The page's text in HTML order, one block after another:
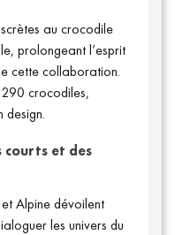
au crocodile
prolongeant l’esprit
cette collaboration.
crocodiles,
design.
courts et des
Alpine dévoilent
les univers du